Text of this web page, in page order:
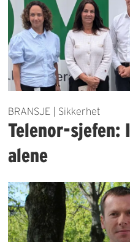
BRANSJE | Sikkerhet
Telenor-sjefen:
alene